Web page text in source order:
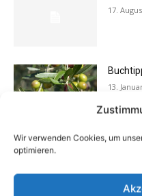
Wir verwenden Cookies, um
optimieren.
17.
13.
24. April